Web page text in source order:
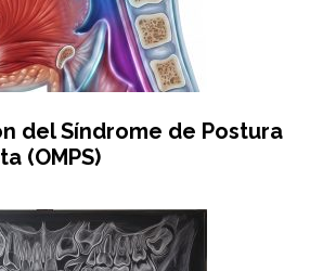
del Síndrome de Postura
(OMPS)